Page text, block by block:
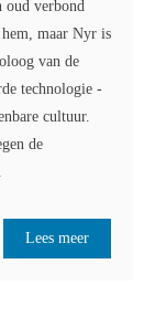
oud verbond
maar Nyr is
van de
technologie -
cultuur.
de
Lees meer